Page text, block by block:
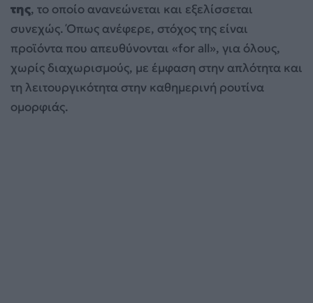
της, το οποίο ανανεώνεται και εξελίσσεται
συνεχώς. Όπως ανέφερε, στόχος της είναι
προϊόντα που απευθύνονται «for all», για όλους,
χωρίς διαχωρισμούς, με έμφαση στην απλότητα και
τη λειτουργικότητα στην καθημερινή ρουτίνα
ομορφιάς.